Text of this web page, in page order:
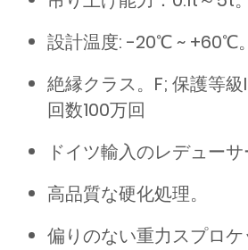
設計温度: -20℃ ~ +60℃。
絶縁クラス。F; 保護等
回数100万回
ドイツ輸入のレデューサ
高品質な硬化処理。
偏りのない重力スプロ